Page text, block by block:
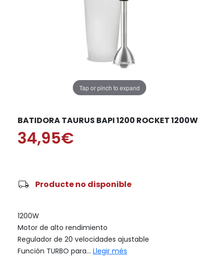
Tap or pinch to expand
BATIDORA TAURUS BAPI 1200 ROCKET 1200W
34,95€
local_shipping Producte no disponible
1200W
Motor de alto rendimiento
Regulador de 20 velocidades ajustable
Función TURBO para... Llegir més